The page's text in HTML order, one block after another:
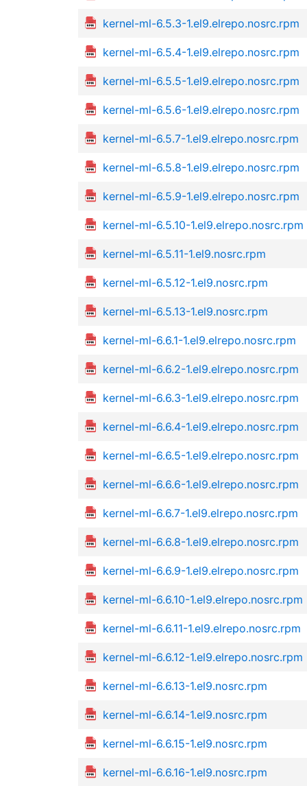
kernel-ml-6.5.3-1.el9.elrepo.nosrc.rpm
kernel-ml-6.5.4-1.el9.elrepo.nosrc.rpm
kernel-ml-6.5.5-1.el9.elrepo.nosrc.rpm
kernel-ml-6.5.6-1.el9.elrepo.nosrc.rpm
kernel-ml-6.5.7-1.el9.elrepo.nosrc.rpm
kernel-ml-6.5.8-1.el9.elrepo.nosrc.rpm
kernel-ml-6.5.9-1.el9.elrepo.nosrc.rpm
kernel-ml-6.5.10-1.el9.elrepo.nosrc.rpm
kernel-ml-6.5.11-1.el9.nosrc.rpm
kernel-ml-6.5.12-1.el9.nosrc.rpm
kernel-ml-6.5.13-1.el9.nosrc.rpm
kernel-ml-6.6.1-1.el9.elrepo.nosrc.rpm
kernel-ml-6.6.2-1.el9.elrepo.nosrc.rpm
kernel-ml-6.6.3-1.el9.elrepo.nosrc.rpm
kernel-ml-6.6.4-1.el9.elrepo.nosrc.rpm
kernel-ml-6.6.5-1.el9.elrepo.nosrc.rpm
kernel-ml-6.6.6-1.el9.elrepo.nosrc.rpm
kernel-ml-6.6.7-1.el9.elrepo.nosrc.rpm
kernel-ml-6.6.8-1.el9.elrepo.nosrc.rpm
kernel-ml-6.6.9-1.el9.elrepo.nosrc.rpm
kernel-ml-6.6.10-1.el9.elrepo.nosrc.rpm
kernel-ml-6.6.11-1.el9.elrepo.nosrc.rpm
kernel-ml-6.6.12-1.el9.elrepo.nosrc.rpm
kernel-ml-6.6.13-1.el9.nosrc.rpm
kernel-ml-6.6.14-1.el9.nosrc.rpm
kernel-ml-6.6.15-1.el9.nosrc.rpm
kernel-ml-6.6.16-1.el9.nosrc.rpm